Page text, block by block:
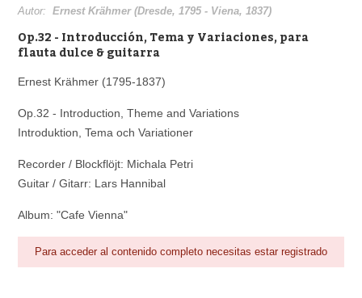
Biblioteca Diccionario
Área personal
Autor:Ernest Krähmer (Dresde, 1795 - Viena, 1837)
Op.32 - Introducción, Tema y Variaciones, para
flauta dulce & guitarra
Ernest Krähmer (1795-1837)
Op.32 - Introduction, Theme and Variations
Introduktion, Tema och Variationer
Recorder / Blockflöjt: Michala Petri
Guitar / Gitarr: Lars Hannibal
Album: "Cafe Vienna"
Para acceder al contenido completo necesitas estar registrado